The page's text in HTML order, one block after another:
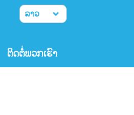
ຕິດຕໍ່ພວກເຮົາ